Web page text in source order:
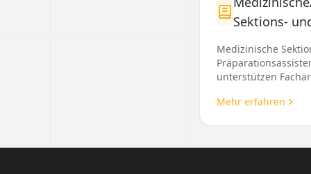
Sektions-
Medizinische
unterstützen
Verstorbenen und
Mehr erfahren